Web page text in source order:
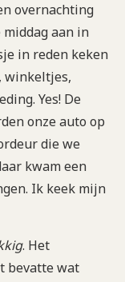
overnachting
aan in
in reden keken
winkeltjes,
Yes! De
onze auto op
die we
kwam een
Ik keek mijn
. Het
bevatte wat